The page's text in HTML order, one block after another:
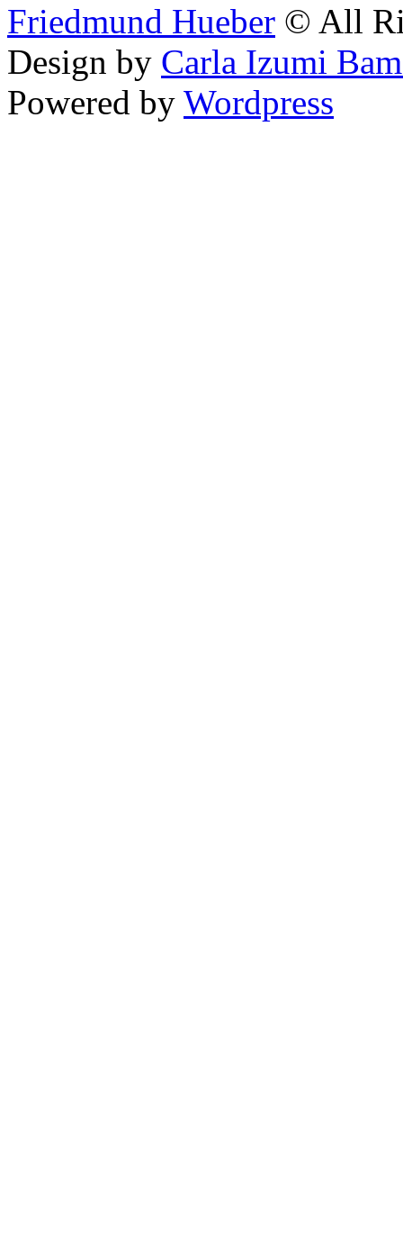
Friedmund Hueber © All
Design by Carla Izumi
Powered by Wordpress